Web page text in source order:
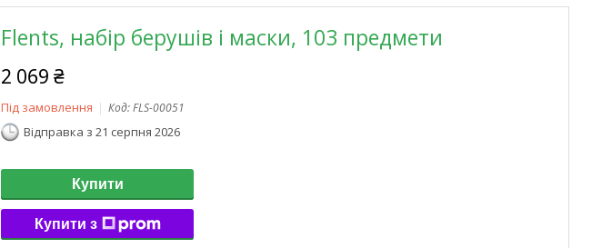
Flents, набір берушів і маски, 103 предмети
2 069 ₴
Під замовлення Код:FLS-00051
Відправка з 21 серпня 2026
Купити
Купити з